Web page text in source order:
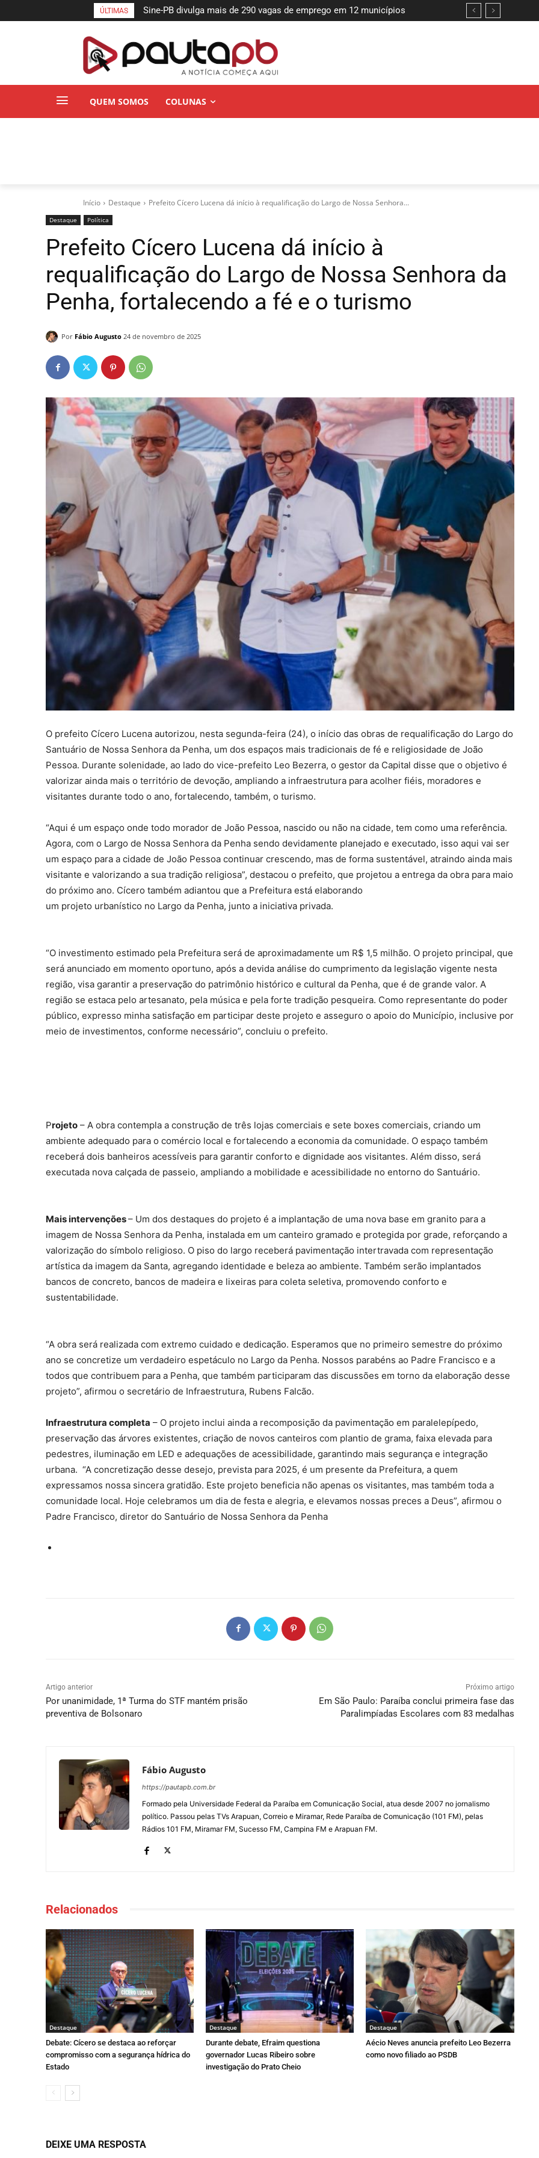
ÚLTIMAS
Sine-PB divulga mais de 290 vagas de emprego em 12 municípios
Debate: Cícero se destaca ao reforçar compromisso com a segurança
QUEM SOMOS COLUNAS
Início Destaque Prefeito Cícero Lucena dá início à requalificação do Largo de Nossa Senhora...
Destaque Política
Prefeito Cícero Lucena dá início à
requalificação do Largo de Nossa Senhora da
Penha, fortalecendo a fé e o turismo
Por Fábio Augusto 24 de novembro de 2025
O prefeito Cícero Lucena autorizou, nesta segunda-feira (24), o início das obras de requalificação do Largo do
Santuário de Nossa Senhora da Penha, um dos espaços mais tradicionais de fé e religiosidade de João
Pessoa. Durante solenidade, ao lado do vice-prefeito Leo Bezerra, o gestor da Capital disse que o objetivo é
valorizar ainda mais o território de devoção, ampliando a infraestrutura para acolher fiéis, moradores e
visitantes durante todo o ano, fortalecendo, também, o turismo.
“Aqui é um espaço onde todo morador de João Pessoa, nascido ou não na cidade, tem como uma referência.
Agora, com o Largo de Nossa Senhora da Penha sendo devidamente planejado e executado, isso aqui vai ser
um espaço para a cidade de João Pessoa continuar crescendo, mas de forma sustentável, atraindo ainda mais
visitante e valorizando a sua tradição religiosa”, destacou o prefeito, que projetou a entrega da obra para maio
do próximo ano. Cícero também adiantou que a Prefeitura está elaborando
um projeto urbanístico no Largo da Penha, junto a iniciativa privada.
“O investimento estimado pela Prefeitura será de aproximadamente um R$ 1,5 milhão. O projeto principal, que
será anunciado em momento oportuno, após a devida análise do cumprimento da legislação vigente nesta
região, visa garantir a preservação do patrimônio histórico e cultural da Penha, que é de grande valor. A
região se estaca pelo artesanato, pela música e pela forte tradição pesqueira. Como representante do poder
público, expresso minha satisfação em participar deste projeto e asseguro o apoio do Município, inclusive por
meio de investimentos, conforme necessário”, concluiu o prefeito.
Projeto – A obra contempla a construção de três lojas comerciais e sete boxes comerciais, criando um
ambiente adequado para o comércio local e fortalecendo a economia da comunidade. O espaço também
receberá dois banheiros acessíveis para garantir conforto e dignidade aos visitantes. Além disso, será
executada nova calçada de passeio, ampliando a mobilidade e acessibilidade no entorno do Santuário.
Mais intervenções– Um dos destaques do projeto é a implantação de uma nova base em granito para a
imagem de Nossa Senhora da Penha, instalada em um canteiro gramado e protegida por grade, reforçando a
valorização do símbolo religioso. O piso do largo receberá pavimentação intertravada com representação
artística da imagem da Santa, agregando identidade e beleza ao ambiente. Também serão implantados
bancos de concreto, bancos de madeira e lixeiras para coleta seletiva, promovendo conforto e
sustentabilidade.
“A obra será realizada com extremo cuidado e dedicação. Esperamos que no primeiro semestre do próximo
ano se concretize um verdadeiro espetáculo no Largo da Penha. Nossos parabéns ao Padre Francisco e a
todos que contribuem para a Penha, que também participaram das discussões em torno da elaboração desse
projeto”, afirmou o secretário de Infraestrutura, Rubens Falcão.
Infraestrutura completa – O projeto inclui ainda a recomposição da pavimentação em paralelepípedo,
preservação das árvores existentes, criação de novos canteiros com plantio de grama, faixa elevada para
pedestres, iluminação em LED e adequações de acessibilidade, garantindo mais segurança e integração
urbana. “A concretização desse desejo, prevista para 2025, é um presente da Prefeitura, a quem
expressamos nossa sincera gratidão. Este projeto beneficia não apenas os visitantes, mas também toda a
comunidade local. Hoje celebramos um dia de festa e alegria, e elevamos nossas preces a Deus”, afirmou o
Padre Francisco, diretor do Santuário de Nossa Senhora da Penha
Artigo anterior
Por unanimidade, 1ª Turma do STF mantém prisão
preventiva de Bolsonaro
Próximo artigo
Em São Paulo: Paraíba conclui primeira fase das
Paralimpíadas Escolares com 83 medalhas
Fábio Augusto
https://pautapb.com.br
Formado pela Universidade Federal da Paraíba em Comunicação Social, atua desde 2007 no jornalismo
político. Passou pelas TVs Arapuan, Correio e Miramar, Rede Paraíba de Comunicação (101 FM), pelas
Rádios 101 FM, Miramar FM, Sucesso FM, Campina FM e Arapuan FM.
Relacionados
Destaque
Debate: Cícero se destaca ao reforçar
compromisso com a segurança hídrica do
Estado
Destaque
Durante debate, Efraim questiona
governador Lucas Ribeiro sobre
investigação do Prato Cheio
Destaque
Aécio Neves anuncia prefeito Leo Bezerra
como novo filiado ao PSDB
DEIXE UMA RESPOSTA